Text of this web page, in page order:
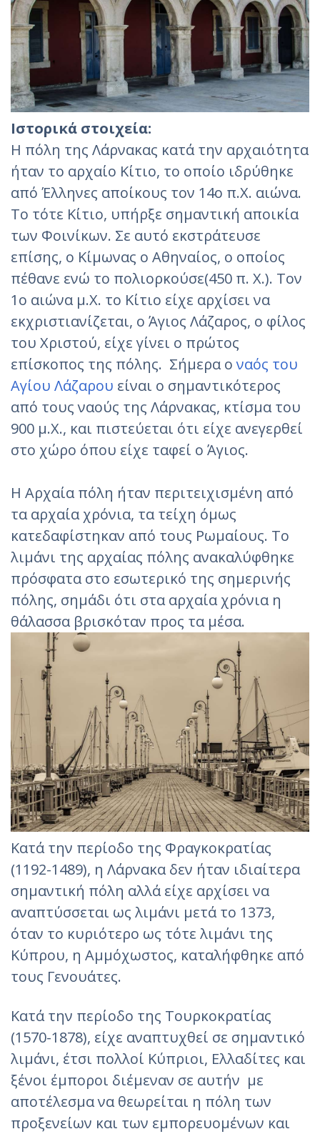
Ιστορικά στοιχεία:
Η πόλη της Λάρνακας κατά την αρχαιότητα
ήταν το αρχαίο Κίτιο, το οποίο ιδρύθηκε
από Έλληνες αποίκους τον 14ο π.Χ. αιώνα.
Το τότε Κίτιο, υπήρξε σημαντική αποικία
των Φοινίκων. Σε αυτό εκστράτευσε
επίσης, ο Κίμωνας ο Αθηναίος, ο οποίος
πέθανε ενώ το πολιορκούσε(450 π. Χ.). Τον
1ο αιώνα μ.Χ. το Κίτιο είχε αρχίσει να
εκχριστιανίζεται, ο Άγιος Λάζαρος, ο φίλος
του Χριστού, είχε γίνει ο πρώτος
επίσκοπος της πόλης. Σήμερα οναός του
Αγίου Λάζαρου είναι ο σημαντικότερος
από τους ναούς της Λάρνακας, κτίσμα του
900 μ.Χ., και πιστεύεται ότι είχε ανεγερθεί
στο χώρο όπου είχε ταφεί ο Άγιος.
Η Αρχαία πόλη ήταν περιτειχισμένη από
τα αρχαία χρόνια, τα τείχη όμως
κατεδαφίστηκαν από τους Ρωμαίους. Το
λιμάνι της αρχαίας πόλης ανακαλύφθηκε
πρόσφατα στο εσωτερικό της σημερινής
πόλης, σημάδι ότι στα αρχαία χρόνια η
θάλασσα βρισκόταν προς τα μέσα.
Κατά την περίοδο της Φραγκοκρατίας
(1192-1489), η Λάρνακα δεν ήταν ιδιαίτερα
σημαντική πόλη αλλά είχε αρχίσει να
αναπτύσσεται ως λιμάνι μετά το 1373,
όταν το κυριότερο ως τότε λιμάνι της
Κύπρου, η Αμμόχωστος, καταλήφθηκε από
τους Γενουάτες.
Κατά την περίοδο της Τουρκοκρατίας
(1570-1878), είχε αναπτυχθεί σε σημαντικό
λιμάνι, έτσι πολλοί Κύπριοι, Ελλαδίτες και
ξένοι έμποροι διέμεναν σε αυτήν με
αποτέλεσμα να θεωρείται η πόλη των
προξενείων και των εμπορευομένων και